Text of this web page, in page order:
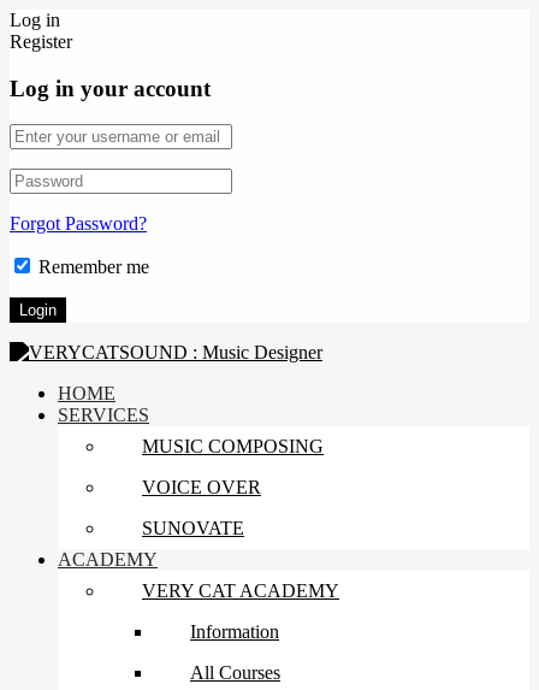
Log in
Register
Log in your account
Forgot Password?
Remember me
HOME
SERVICES
MUSIC COMPOSING
VOICE OVER
SUNOVATE
ACADEMY
VERY CAT ACADEMY
Information
All Courses